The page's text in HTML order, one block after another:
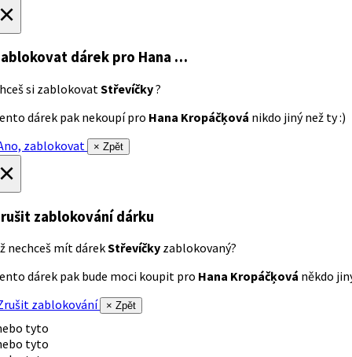
dárek pro Hana …
si zablokovat Střevíčky?
dárek pak nekoupí pro Hana Kropáčķová nikdo jiný než ty :)
zablokovat
× Zpět
zablokování dárku
nechceš mít dárekStřevíčky zablokovaný?
dárek pak bude moci koupit pro Hana Kropáčķová někdo
zablokování
× Zpět